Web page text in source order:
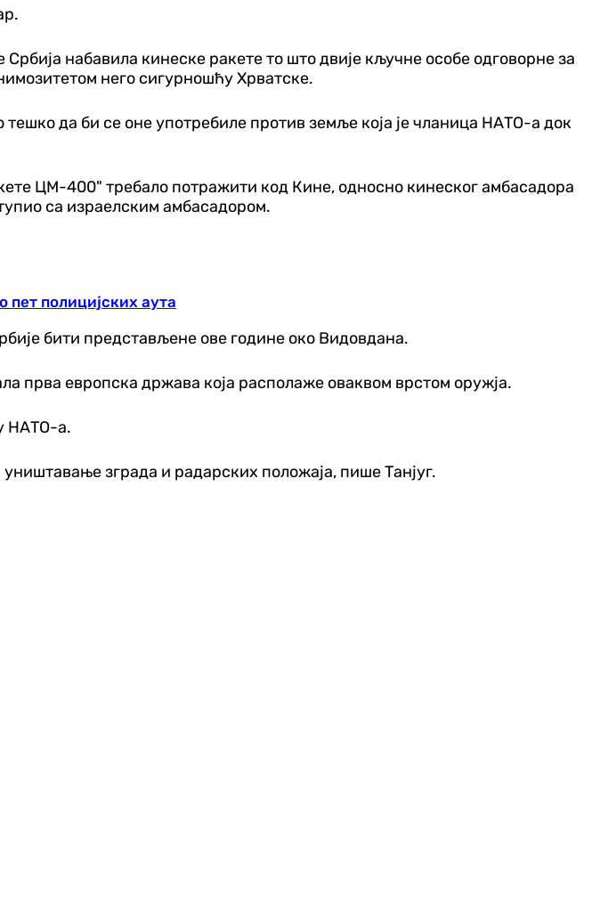
набавила кинеске ракете то што двије кључне особе одговорне за
него сигурношћу Хрватске.
да би се оне употребиле против земље која је чланица НАТО-а док
ЦМ-400" требало потражити код Кине, односно кинеског амбасадора
са израелским амбасадором.
пет полицијских аута
бити представљене ове године око Видовдана.
прва европска држава која располаже оваквом врстом оружја.
НАТО-а.
зграда и радарских положаја, пише Танјуг.